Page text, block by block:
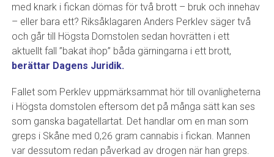
med knark i fickan dömas för två brott – bruk och innehav
– eller bara ett? Riksåklagaren Anders Perklev säger två
och går till Högsta Domstolen sedan hovrätten i ett
aktuellt fall ”bakat ihop” båda gärningarna i ett brott,
berättar Dagens Juridik.
Fallet som Perklev uppmärksammat hör till ovanligheterna
i Högsta domstolen eftersom det på många sätt kan ses
som ganska bagatellartat. Det handlar om en man som
greps i Skåne med 0,26 gram cannabis i fickan. Mannen
var dessutom redan påverkad av drogen när han greps.